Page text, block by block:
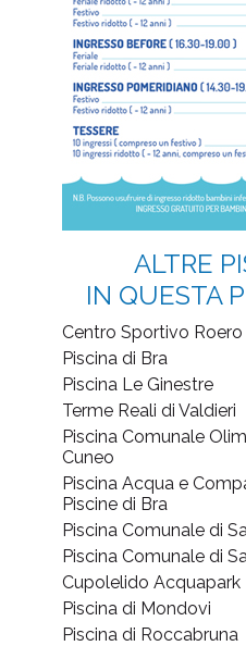
ALTRE
IN QUESTA
Centro Sportivo Roero
Piscina di Bra
Piscina Le Ginestre
Terme Reali di Valdieri
Piscina Comunale
Cuneo
Piscina Acqua e
Piscine di Bra
Piscina Comunale di
Piscina Comunale di
Cupolelido Acquapark
Piscina di Mondovi
Piscina di Roccabruna